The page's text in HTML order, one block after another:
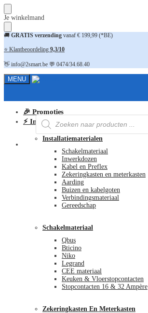
Skip
to
navigation
Skip
to
content
Je winkelmand
🚚 GRATIS verzending vanaf € 199,99 (*BE)
⭐ Klantbeoordeling 9,3/10
👋 info@2smart.be 💬 0474/34.68.40
MENU
Producten
zoeken
🎉 Promoties
⚡ Installatiematerialen
Installatiematerialen
Schakelmateriaal
Inwerkdozen
Kabel en Preflex
Zekeringkasten en meterkasten
Aarding
Buizen en kabelgoten
Verbindingsmateriaal
Gereedschap
Schakelmateriaal
Qbus
Bticino
Niko
Legrand
CEE materiaal
Keuken & Vloerstopcontacten
Stopcontacten 16 & 32 Ampère
Zekeringkasten En Meterkasten